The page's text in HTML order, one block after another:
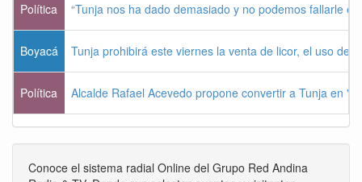
Política “Tunja nos ha dado demasiado y no podemos fallarle
Boyacá Tunja prohibirá este viernes la venta de licor, el uso de
Política Alcalde Rafael Acevedo propone convertir a Tunja en
Conoce el sistema radial Online del Grupo Red Andina